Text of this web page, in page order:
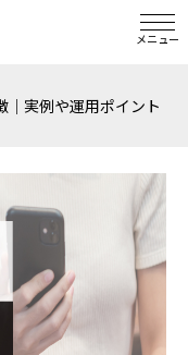
メニュー
｜実例や運用ポイント